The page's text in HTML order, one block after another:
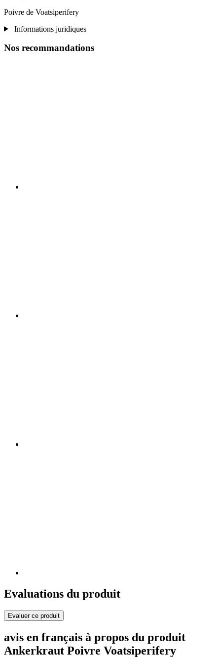
Poivre de Voatsiperifery
Informations juridiques
Nos recommandations
Evaluations du produit
Evaluer ce produit
avis en français à propos du produit
Ankerkraut Poivre Voatsiperifery